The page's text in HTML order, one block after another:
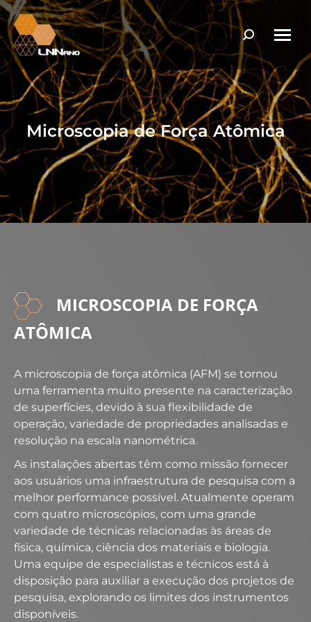
Search:
Microscopia de Força Atômica
MICROSCOPIA DE FORÇA
ATÔMICA
A microscopia de força atômica (AFM) se tornou
uma ferramenta muito presente na caracterização
de superfícies, devido à sua flexibilidade de
operação, variedade de propriedades analisadas e
resolução na escala nanométrica.
As instalações abertas têm como missão fornecer
aos usuários uma infraestrutura de pesquisa com a
melhor performance possível. Atualmente operam
com quatro microscópios, com uma grande
variedade de técnicas relacionadas às áreas de
física, química, ciência dos materiais e biologia.
Uma equipe de especialistas e técnicos está à
disposição para auxiliar a execução dos projetos de
pesquisa, explorando os limites dos instrumentos
disponíveis.